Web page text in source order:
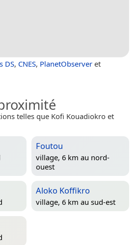
DS, CNES, PlanetObserver et
telles que Kofi Kouadiokro et
Foutou
village, 6 km au nord-
ouest
Aloko Koffikro
village, 6 km au sud-est